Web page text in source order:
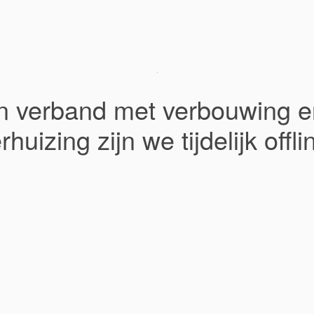
verband met verbouwing
zijn we tijdelijk